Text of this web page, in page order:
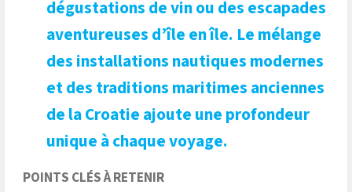
dégustations de vin ou des escapades
aventureuses d’île en île. Le mélange
des installations nautiques modernes
et des traditions maritimes anciennes
de la Croatie ajoute une profondeur
unique à chaque voyage.
POINTS CLÉS À RETENIR